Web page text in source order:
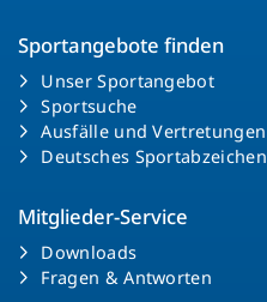
Sportangebote finden
Unser Sportangebot
Sportsuche
Ausfälle und Vertretungen
Deutsches Sportabzeichen
Mitglieder-Service
Downloads
Fragen & Antworten